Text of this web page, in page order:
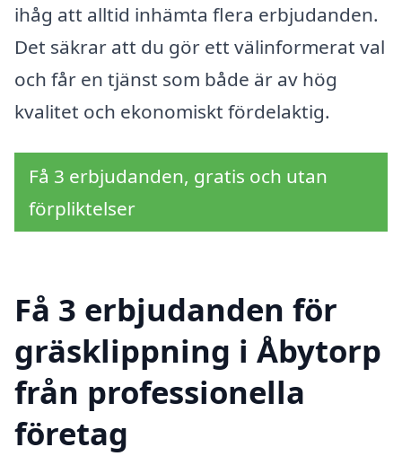
ihåg att alltid inhämta flera erbjudanden.
Det säkrar att du gör ett välinformerat val
och får en tjänst som både är av hög
kvalitet och ekonomiskt fördelaktig.
Få 3 erbjudanden, gratis och utan
förpliktelser
Få 3 erbjudanden för
gräsklippning i Åbytorp
från professionella
företag